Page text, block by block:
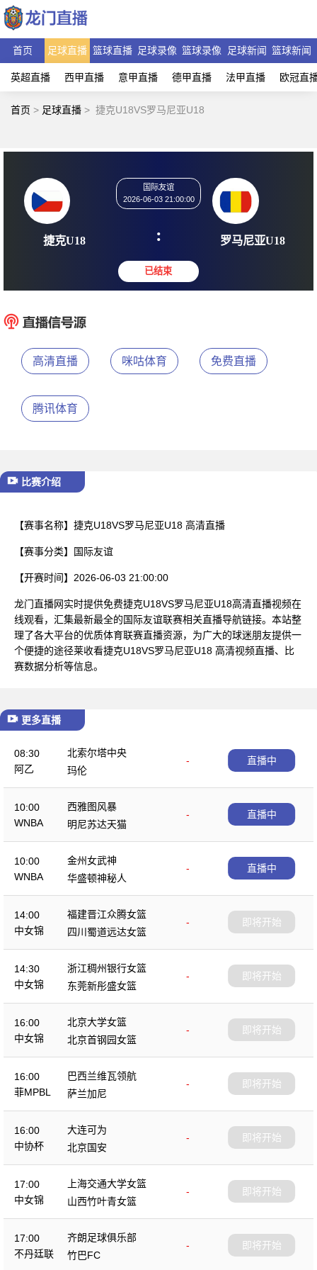
首页 足球直播 篮球直播 足球录像 篮球录像 足球新闻 篮球新闻
英超直播 西甲直播 意甲直播 德甲直播 法甲直播 欧冠直
首页 > 足球直播 > 捷克U18VS罗马尼亚U18
捷克U18
2026-06-03 21:00:00
: 罗马尼
高清直播 咪咕体育 免费直播
腾讯体育
比赛介绍
【赛事名称】 捷克U18VS罗马尼亚U18 高清直播
【赛事分类】 国际友谊
【开赛时间】 2026-06-03 21:00:00
龙门直播网实时提供免费捷克U18VS罗马尼亚U18高清直播视频在
线观看，汇集最新最全的国际友谊联赛相关直播导航链接。本站整
理了各大平台的优质体育联赛直播资源，为广大的球迷朋友提供一
个便捷的途径莱收看捷克U18VS罗马尼亚U18 高清视频直播、比
赛数据分析等信息。
更多直播
08:30
阿乙
北索尔塔中央
-
玛伦
直播中
10:00
WNBA
西雅图风暴
-
明尼苏达天猫
直播中
10:00
WNBA
金州女武神
-
华盛顿神秘人
直播中
14:00
中女锦
福建晋江众腾女篮
-
四川蜀道远达女篮
即将开始
14:30
中女锦
浙江稠州银行女篮
-
东莞新彤盛女篮
即将开始
16:00
中女锦
北京大学女篮
-
北京首钢园女篮
即将开始
16:00
菲MPBL
巴西兰维瓦领航
-
萨兰加尼
即将开始
16:00
中协杯
大连可为
-
北京国安
即将开始
17:00
中女锦
上海交通大学女篮
-
山西竹叶青女篮
即将开始
17:00
不丹廷联
齐朗足球俱乐部
-
竹巴FC
即将开始